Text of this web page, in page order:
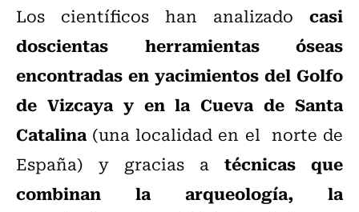
Los científicos han analizado casi
doscientas herramientas óseas
encontradas en yacimientos del Golfo
de Vizcaya y en la Cueva de Santa
Catalina (una localidad en el norte de
España) y gracias a técnicas que
combinan la arqueología, la